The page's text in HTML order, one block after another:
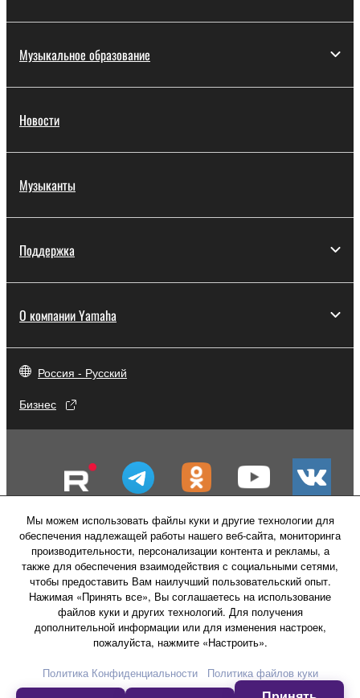
Музыкальное образование
Новости
Музыканты
Поддержка
О компании Yamaha
Россия - Русский
Бизнес
Мы можем использовать файлы куки и другие технологии для
обеспечения надлежащей работы нашего веб-сайта, мониторинга
производительности, персонализации контента и рекламы, а
также для обеспечения взаимодействия с социальными сетями,
чтобы предоставить Вам наилучший пользовательский опыт.
Нажимая «Принять все», Вы соглашаетесь на использование
файлов куки и других технологий. Для получения
дополнительной информации или для изменения настроек,
пожалуйста, нажмите «Настроить».
Политика Конфиденциальности
Политика файлов куки
Свяжитесь с намиУсловия использования
Политика конфиденциальности
Политика в отношении файлов куки